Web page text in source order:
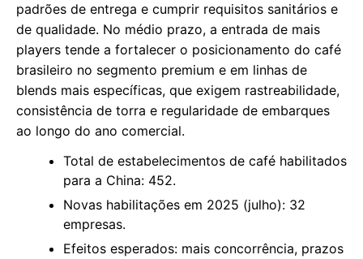
padrões de entrega e cumprir requisitos sanitários e
de qualidade. No médio prazo, a entrada de mais
players tende a fortalecer o posicionamento do café
brasileiro no segmento premium e em linhas de
blends mais específicas, que exigem rastreabilidade,
consistência de torra e regularidade de embarques
ao longo do ano comercial.
Total de estabelecimentos de café habilitados
para a China: 452.
Novas habilitações em 2025 (julho): 32
empresas.
Efeitos esperados: mais concorrência, prazos